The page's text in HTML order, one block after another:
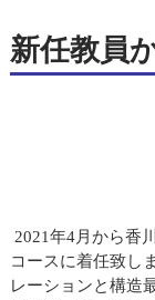
新任教員
2021年4月から香
コースに着任致し
レーションと構造